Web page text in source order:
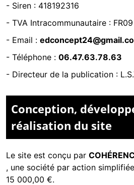
- Siren : 418192316
- TVA Intracommunautaire :
- Email :
- Téléphone : 06.47.63.78.63
- Directeur de la publication :
Conception,
réalisation du site
Le site est conçu par
, une société par action
15 000,00 €.